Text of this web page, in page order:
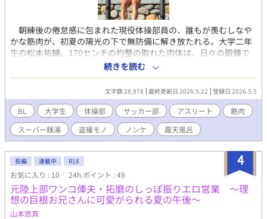
朝練後の倦怠感に包まれた現役体操部員の、誰もが羨むしなや
かな筋肉が、初夏の陽光の下で無防備に解き放たれる。大学二年
生の松本祐輔。170センチの均整の取れた肉体は、日々の鍛錬で
磨き上げられた機能美そのものだ。しかし、彼がリラックスを求
めて訪れたスーパー銭湯には、その若々しい肢体を狙う執拗な
「悪意」が潜んでいた。シャンプー容器に隠されたレンズの存在
に気づくことなく、松本は解放感から己の欲望に身を委ねてい
く。 ​ 湿り気を帯びた六月の風が吹き抜ける露天エリア。器械体
操で鍛え抜かれた松本の白い肢体は、湯船の中で驚くほど艶めか
しく輝く。普段の厳しい練習や規律から解放されたとき、ノンケ
のアスリートが抱える「底なしの性欲」が、本人の自覚がないま
まに溢れ出してしまう。湯の温もりに昂ぶる股間を、誰に見られ
るとも知らずに弄り、無防備な寝顔を晒して微睡む姿。その一挙
手一投足が、隠しカメラによって毛穴の一つひとつまで鮮明に記
録されていく。 ​さらに、その隣りにはもう一人のターゲット、
大学サッカー部のエース・速水周平がいた。一八二センチの逞し
い長身が、狭い寝湯で無様に身をよじり、屈辱的な快楽に屈して
続きを読む
文字数 28,978 最終更新日 2026.5.22 登録日 2026.5.5
BL 大学生 体操部 サッカー部 アスリート
筋肉
スーパー銭湯
盗撮モノ ノンケ 露天風呂
4
長編 連載中 R18
お気に入り : 10 24h.ポイント : 49
元陸上部ワンコ俥夫・拓磨のしっぽ振りエロ営業 ～理
想の巨根お兄さんに可愛がられる夏の午後～
山本悠真